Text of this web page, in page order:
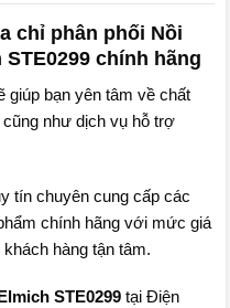
chỉ phân phối Nồi
chính hãng
giúp bạn yên tâm về chất
như dịch vụ hỗ trợ
tín chuyên cung cấp các
chính hãng với mức giá
hàng tận tâm.
STE0299tại Điện